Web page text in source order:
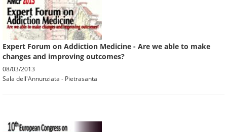
Expert Forum on Addiction Medicine - Are we able to make
changes and improving outcomes?
08/03/2013
Sala dell'Annunziata - Pietrasanta